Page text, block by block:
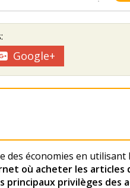
Google+
des économies en utilisant
où acheter les
privilèges des